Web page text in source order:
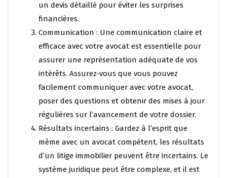
un devis détaillé pour éviter les surprises
financières.
Communication : Une communication claire et
efficace avec votre avocat est essentielle pour
assurer une représentation adéquate de vos
intérêts. Assurez-vous que vous pouvez
facilement communiquer avec votre avocat,
poser des questions et obtenir des mises à jour
régulières sur l’avancement de votre dossier.
Résultats incertains : Gardez à l’esprit que
même avec un avocat compétent, les résultats
d’un litige immobilier peuvent être incertains. Le
système juridique peut être complexe, et il est